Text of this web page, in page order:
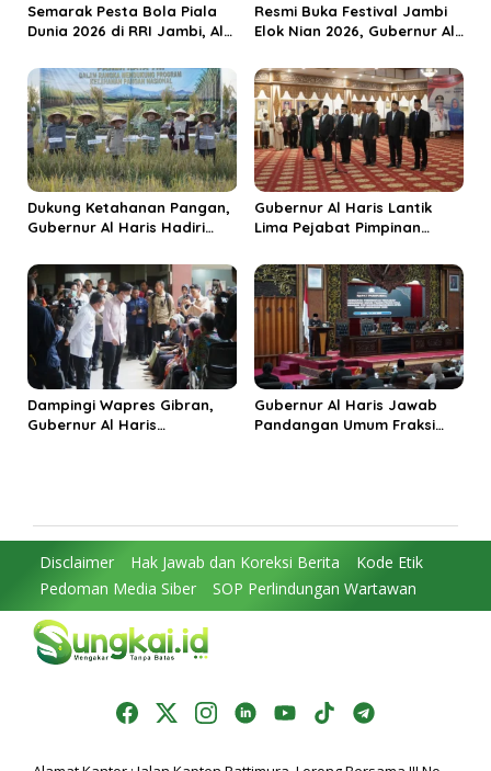
Semarak Pesta Bola Piala
Dunia 2026 di RRI Jambi, Al
Ekonomi Rakyat
Resmi Buka Festival Jambi
Elok Nian 2026, Gubernur Al
Jadi Destinasi Wisata
Budaya Unggulan
Dukung Ketahanan Pangan,
Gubernur Al Haris Hadiri
Kabupaten Tanjungjabung
Timur
Gubernur Al Haris Lantik
Lima Pejabat Pimpinan
Penguatan Kinerja dan
Integritas
Dampingi Wapres Gibran,
Gubernur Al Haris
Gubernur Al Haris Jawab
Pandangan Umum Fraksi
Disclaimer Hak Jawab dan Koreksi Berita
Kode Etik
Pedoman Media Siber
SOP Perlindungan Wartawan